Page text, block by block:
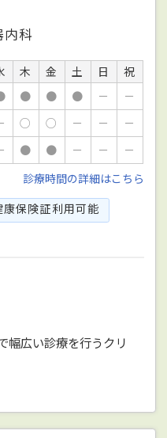
内科
木 金 土 日
祝
● ● ● －
－
○ ○ － －
－
● ● － －
－
診療時間の詳細はこちら
保険証利用可能
幅広い診療を行うクリ